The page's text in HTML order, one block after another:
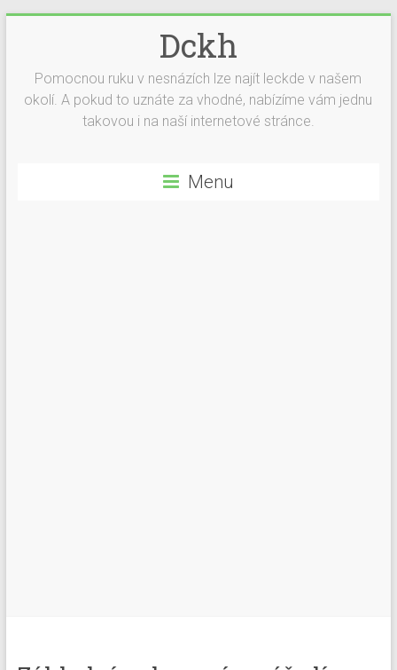
Dckh
Pomocnou ruku v nesnázích lze najít leckde v našem
okolí. A pokud to uznáte za vhodné, nabízíme vám jednu
takovou i na naší internetové stránce.
Menu